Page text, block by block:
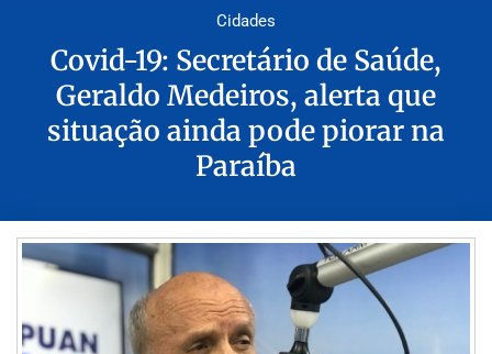
Cidades
Covid-19: Secretário de Saúde,
Geraldo Medeiros, alerta que
situação ainda pode piorar na
Paraíba